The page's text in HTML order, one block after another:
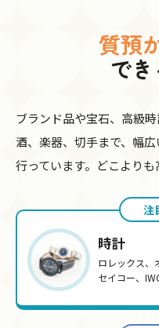
質預
で
ブランド品や宝石、高級
酒、楽器、切手まで、 幅
行っています。どこよりも
注
時計
ロレックス、
セイコー、